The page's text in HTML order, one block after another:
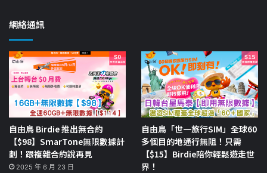
網絡通訊
自由鳥 Birdie 推出無合約
【$98】SmarTone無限數據計
劃！跟複雜合約說再見
2025 年 6 月 23 日
自由鳥「世一旅行SIM」全球60
多個目的地通行無阻！只需
【$15】Birdie陪你輕鬆遊走世
界！